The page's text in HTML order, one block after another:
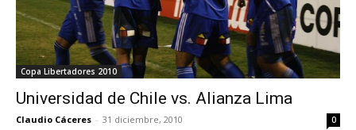
Copa Libertadores 2010
Universidad de Chile vs. Alianza Lima
Claudio Cáceres - 31 diciembre, 2010 0